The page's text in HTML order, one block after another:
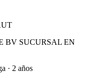
BV SUCURSAL EN
· 2 años